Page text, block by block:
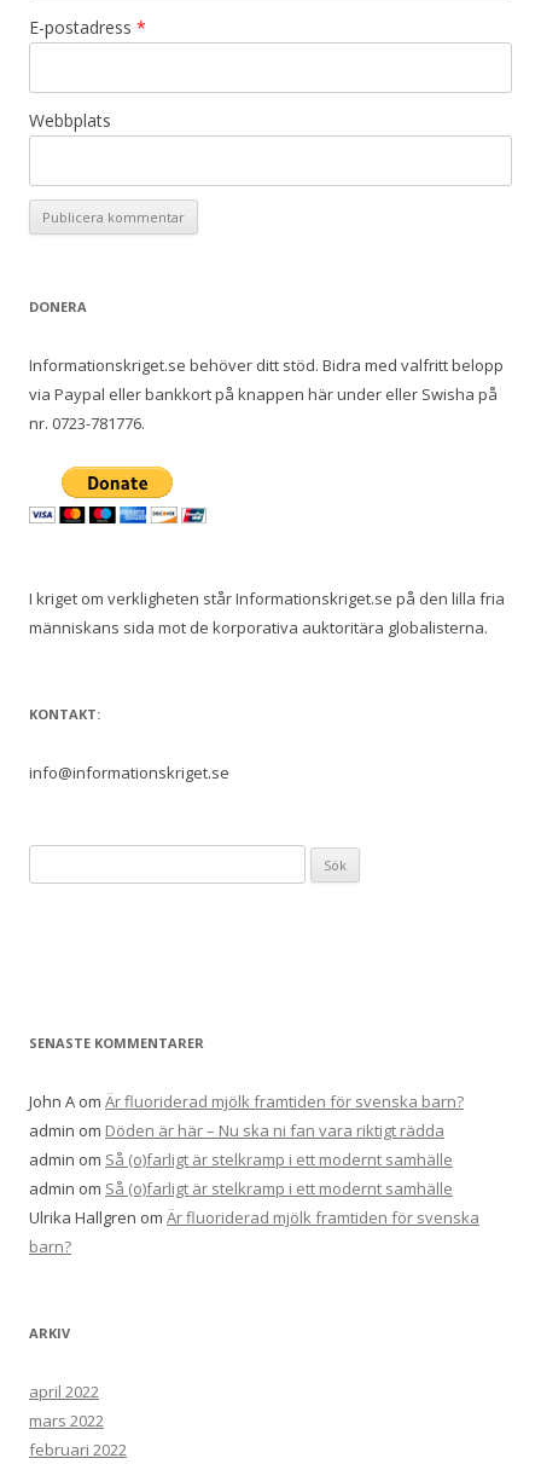
E-postadress *
Webbplats
DONERA
Informationskriget.se behöver ditt stöd. Bidra med valfritt belopp
via Paypal eller bankkort på knappen här under eller Swisha på
nr. 0723-781776.
I kriget om verkligheten står Informationskriget.se på den lilla fria
människans sida mot de korporativa auktoritära globalisterna.
KONTAKT:
info@informationskriget.se
ö
e
:
SENASTE KOMMENTARER
John A om Är fluoriderad mjölk framtiden för svenska barn?
admin om Döden är här – Nu ska ni fan vara riktigt rädda
admin om Så (o)farligt är stelkramp i ett modernt samhälle
admin om Så (o)farligt är stelkramp i ett modernt samhälle
Ulrika Hallgren om Är fluoriderad mjölk framtiden för svenska
barn?
ARKIV
april 2022
mars 2022
februari 2022